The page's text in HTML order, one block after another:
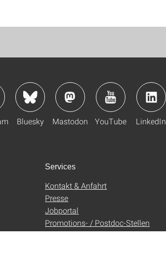
Bluesky Mastodon YouTube LinkedIn
Services
Kontakt & Anfahrt
Presse
Jobportal
Promotions- / Postdoc-Stellen